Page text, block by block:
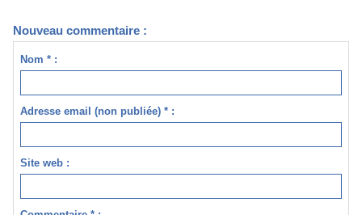
Nouveau commentaire :
Nom * :
Adresse email (non publiée) * :
Site web :